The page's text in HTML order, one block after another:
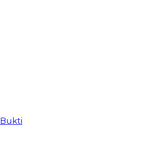
Bukti